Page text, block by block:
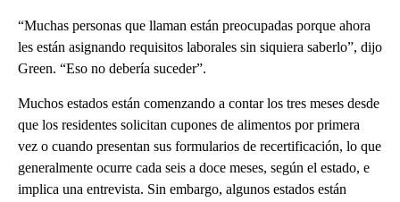
“Muchas personas que llaman están preocupadas porque ahora
les están asignando requisitos laborales sin siquiera saberlo”, dijo
Green. “Eso no debería suceder”.
Muchos estados están comenzando a contar los tres meses desde
que los residentes solicitan cupones de alimentos por primera
vez o cuando presentan sus formularios de recertificación, lo que
generalmente ocurre cada seis a doce meses, según el estado, e
implica una entrevista. Sin embargo, algunos estados están